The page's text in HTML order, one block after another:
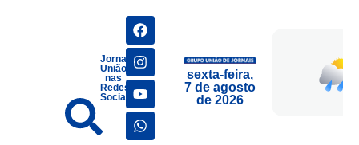
Jornais
União
nas
Redes
Sociais
sexta-feira,
7 de agosto
de 2026